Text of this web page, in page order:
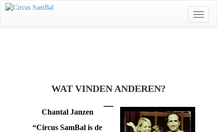
Toggle
WAT VINDEN ANDEREN?
Chantal Janzen
“Circus SamBal is de